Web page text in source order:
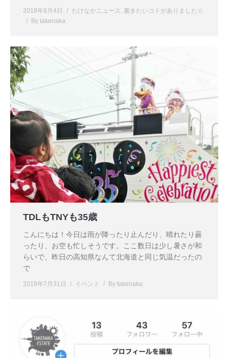
2018年8月4日 たけなかニュース , 書きたいコトがありました☆
By takenaka
TDLもTNYも35歳
こんにちは！今日は雨が降ったり止んだり、晴れたり曇
ったり、お空も忙しそうです。ここ数日は少し暑さが和
らいで、昨日の高知県なんて北海道と同じ気温だったの
で
2018年7月31日 イベント By takenaka